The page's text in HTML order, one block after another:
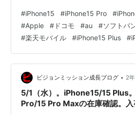
ショップ auオンラインショップ ソ
ショップ 楽天モバイル Apple 公式サ
iPhone15/15 Plus/15 Pro/15 Pro
#iPhone15 #iPhone15 Pro #
#Apple # ドコモ #au #ソフトバ
#楽天モバイル #iPhone15 Plus #
ビジョンミッション成長ブログ • 2
5/1（水）。iPhone15/15 Plus
Pro/15 Pro Maxの在庫確認。入